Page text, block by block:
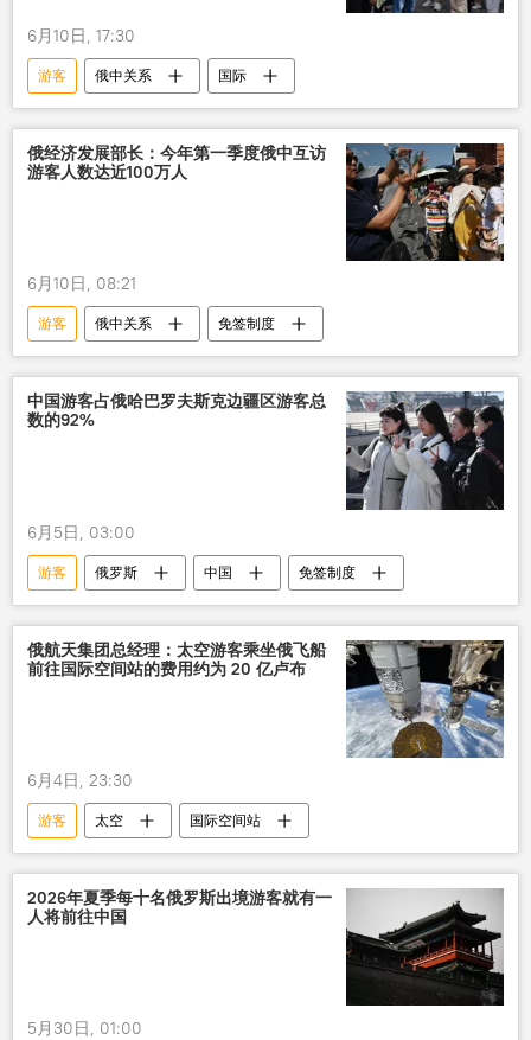
6月10日, 17:30
游客 俄中关系 国际
俄经济发展部长：今年第一季度俄中互访
游客人数达近100万人
6月10日, 08:21
游客 俄中关系 免签制度
中国游客占俄哈巴罗夫斯克边疆区游客总
数的92%
6月5日, 03:00
游客 俄罗斯 中国 免签制度
俄航天集团总经理：太空游客乘坐俄飞船
前往国际空间站的费用约为 20 亿卢布
6月4日, 23:30
游客 太空 国际空间站
2026年夏季每十名俄罗斯出境游客就有一
人将前往中国
5月30日, 01:00